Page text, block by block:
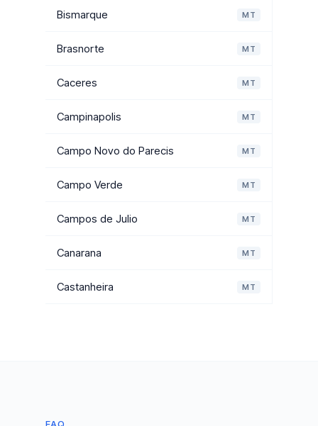
Bismarque MT
Brasnorte MT
Caceres MT
Campinapolis MT
Campo Novo do Parecis MT
Campo Verde MT
Campos de Julio MT
Canarana MT
Castanheira MT